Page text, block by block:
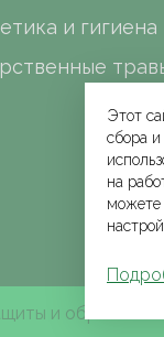
и гигиена
и обработки
Этот
сбора
на
можете